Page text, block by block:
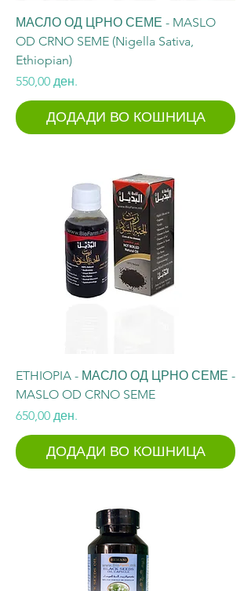
МАСЛО ОД ЦРНО СЕМЕ - MASLO
OD CRNO SEME (Nigella Sativa,
Ethiopian)
Price
550,00 ден.
ДОДАДИ ВО КОШНИЦА
ETHIOPIA - МАСЛО ОД ЦРНО СЕМЕ -
MASLO OD CRNO SEME
Price
650,00 ден.
ДОДАДИ ВО КОШНИЦА